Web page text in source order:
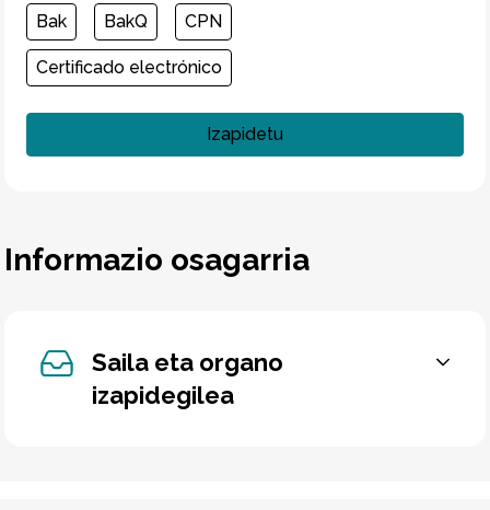
Bak BakQ CPN
Certificado electrónico
Izapidetu
Informazio osagarria
Saila eta organo
izapidegilea